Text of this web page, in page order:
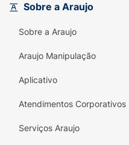
aproximadamente
orientação nutricional.
Sobre a Araujo
Sobre a Araujo
Araujo Manipulação
Aplicativo
Atendimentos Corporativos
Serviços Araujo